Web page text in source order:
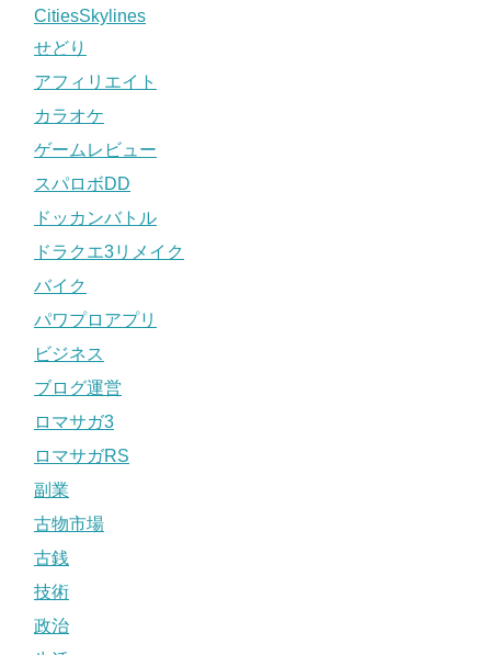
CitiesSkylines
せどり
アフィリエイト
カラオケ
ゲームレビュー
スパロボDD
ドッカンバトル
ドラクエ3リメイク
バイク
パワプロアプリ
ビジネス
ブログ運営
ロマサガ3
ロマサガRS
副業
古物市場
古銭
技術
政治